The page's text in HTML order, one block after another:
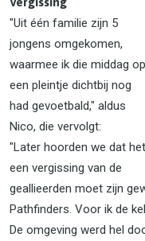
"Uit één familie zijn 5
jongens omgekomen,
waarmee ik die middag op
een pleintje dichtbij nog
had gevoetbald," aldus
Nico, die vervolgt:
"Later hoorden we dat het
een vergissing van de
geallieerden moet zijn
Pathfinders. Voor ik de
De omgeving werd hel